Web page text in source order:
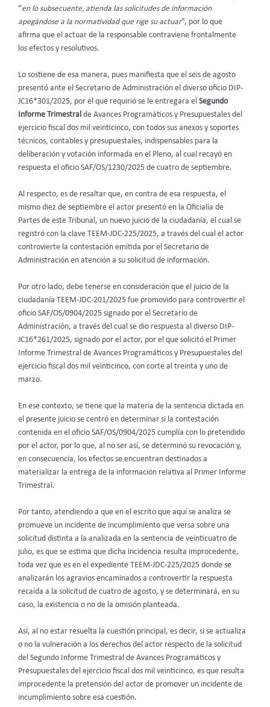
“en lo subsecuente, atienda las solicitudes de información
apegándose a la normatividad que rige su actuar”, por lo que
afirma que el actuar de la responsable contraviene frontalmente
los efectos y resolutivos.
Lo sostiene de esa manera, pues manifiesta que el seis de agosto
presentó ante el Secretario de Administración el diverso oficio DIP-
JC16*301/2025, por el que requirió se le entregara el Segundo
Informe Trimestral de Avances Programáticos y Presupuestales del
ejercicio fiscal dos mil veinticinco, con todos sus anexos y soportes
técnicos, contables y presupuestales, indispensables para la
deliberación y votación informada en el Pleno, al cual recayó en
respuesta el oficio SAF/OS/1230/2025 de cuatro de septiembre.
Al respecto, es de resaltar que, en contra de esa respuesta, el
mismo diez de septiembre el actor presentó en la Oficialía de
Partes de este Tribunal, un nuevo juicio de la ciudadanía, el cual se
registró con la clave TEEM-JDC-225/2025, a través del cual el actor
controvierte la contestación emitida por el Secretario de
Administración en atención a su solicitud de información.
Por otro lado, debe tenerse en consideración que el juicio de la
ciudadanía TEEM-JDC-201/2025 fue promovido para controvertir el
oficio SAF/OS/0904/2025 signado por el Secretario de
Administración, a través del cual se dio respuesta al diverso DIP-
JC16*261/2025, signado por el actor, por el que solicitó el Primer
Informe Trimestral de Avances Programáticos y Presupuestales del
ejercicio fiscal dos mil veinticinco, con corte al treinta y uno de
marzo.
En ese contexto, se tiene que la materia de la sentencia dictada en
el presente juicio se centró en determinar si la contestación
contenida en el oficio SAF/OS/0904/2025 cumplía con lo pretendido
por el actor, por lo que, al no ser así, se determinó su revocación y,
en consecuencia, los efectos se encuentran destinados a
materializar la entrega de la información relativa al Primer Informe
Trimestral.
Por tanto, atendiendo a que en el escrito que aquí se analiza se
promueve un incidente de incumplimiento que versa sobre una
solicitud distinta a la analizada en la sentencia de veinticuatro de
julio, es que se estima que dicha incidencia resulta improcedente,
toda vez que es en el expediente TEEM-JDC-225/2025 donde se
analizarán los agravios encaminados a controvertir la respuesta
recaída a la solicitud de cuatro de agosto, y se determinará, en su
caso, la existencia o no de la omisión planteada.
Así, al no estar resuelta la cuestión principal, es decir, si se actualiza
o no la vulneración a los derechos del actor respecto de la solicitud
del Segundo Informe Trimestral de Avances Programáticos y
Presupuestales del ejercicio fiscal dos mil veinticinco, es que resulta
improcedente la pretensión del actor de promover un incidente de
incumplimiento sobre esa cuestión.